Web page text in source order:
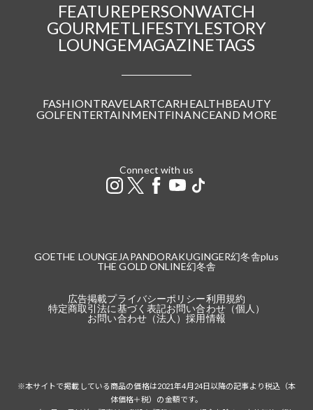
FEATUREPERSONWATCH
GOURMETLIFESTYLESTORY
LOUNGEMAGAZINETAGS
FASHIONTRAVELARTCARHEALTHBEAUTY
GOLFENTERTAINMENTFINANCEAND MORE
Connect with us
GOETHE LOUNGE JAPANDORAKUGINGER幻冬舎plus
THE GOLD ONLINE幻冬舎
広告掲載プライバシーポリシー利用規約
特定商取引法に基づく表記お問い合わせ（個人）
お問い合わせ（法人）採用情報
※本サイトで掲載している商品の価格は2021年4月24日以降の記事より税込（本
体価格＋税）の金額です。